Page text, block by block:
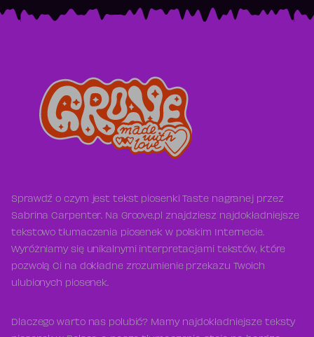
Sprawdź o czym jest tekst piosenki Taste nagranej przez
Sabrina Carpenter. Na Groove.pl znajdziesz najdokładniejsze
tekstowo tłumaczenia piosenek w polskim Internecie.
Wyróżniamy się unikalnymi interpretacjami tekstów, które
pozwolą Ci na dokładne zrozumienie przekazu Twoich
ulubionych piosenek.
Dlaczego warto nas polubić? Mamy najdokładniejsze teksty